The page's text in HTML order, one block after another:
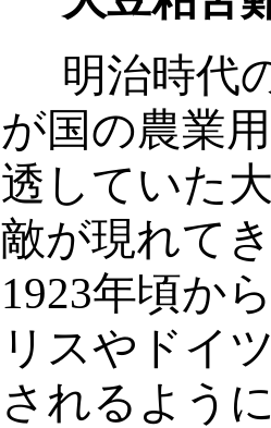
明治時代
が国の農業
透していた
敵が現れて
1923年頃か
リスやドイ
されるよう